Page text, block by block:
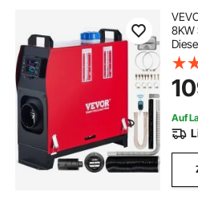
12v 2kw diesel air heater
luftheizung air diesel
air heater diesel heater
8KW
Air
Auf